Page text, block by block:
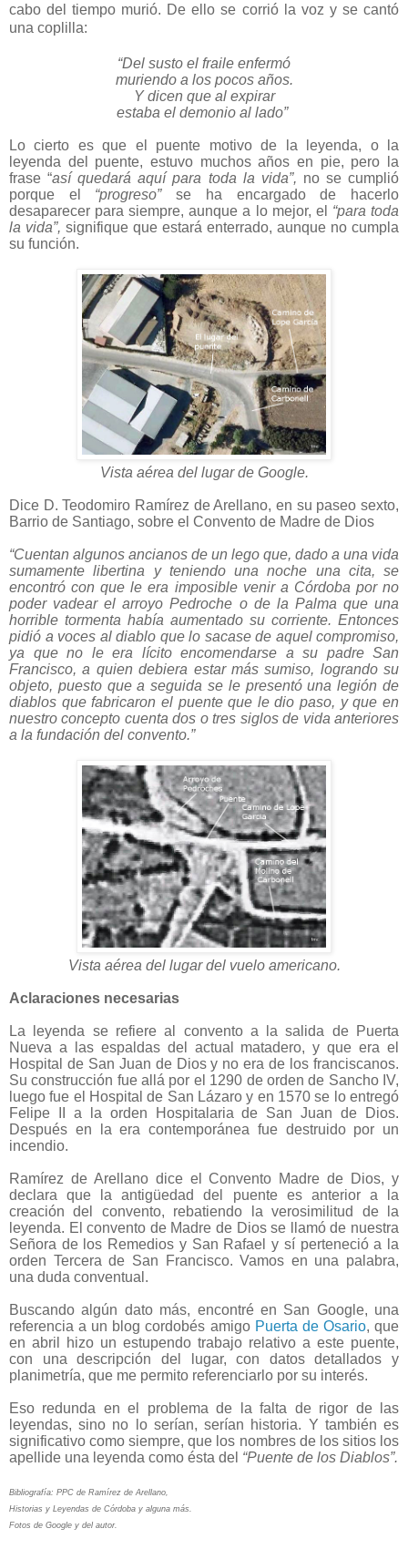
cabo del tiempo murió. De ello se corrió la voz y se cantó
una coplilla:
“Del susto el fraile enfermó
muriendo a los pocos años.
Y dicen que al expirar
estaba el demonio al lado”
Lo cierto es que el puente motivo de la leyenda, o la
leyenda del puente, estuvo muchos años en pie, pero la
frase “así quedará aquí para toda la vida”, no se cumplió
porque el “progreso”se ha encargado de hacerlo
desaparecer para siempre, aunque a lo mejor, el “para toda
la vida”, signifique que estará enterrado, aunque no cumpla
su función.
Vista aérea del lugar de Google.
Dice D. Teodomiro Ramírez de Arellano, en su paseo sexto,
Barrio de Santiago, sobre el Convento de Madre de Dios
“Cuentan algunos ancianos de un lego que, dado a una vida
sumamente libertina y teniendo una noche una cita, se
encontró con que le era imposible venir a Córdoba por no
poder vadear el arroyo Pedroche o de la Palma que una
horrible tormenta había aumentado su corriente. Entonces
pidió a voces al diablo que lo sacase de aquel compromiso,
ya que no le era lícito encomendarse a su padre San
Francisco, a quien debiera estar más sumiso, logrando su
objeto, puesto que a seguida se le presentó una legión de
diablos que fabricaron el puente que le dio paso, y que en
nuestro concepto cuenta dos o tres siglos de vida anteriores
a la fundación del convento.”
Vista aérea del lugar del vuelo americano.
Aclaraciones necesarias
La leyenda se refiere al convento a la salida de Puerta
Nueva a las espaldas del actual matadero, y que era el
Hospital de San Juan de Dios y no era de los franciscanos.
Su construcción fue allá por el 1290 de orden de Sancho IV,
luego fue el Hospital de San Lázaro y en 1570 se lo entregó
Felipe II a la orden Hospitalaria de San Juan de Dios.
Después en la era contemporánea fue destruido por un
incendio.
Ramírez de Arellano dice el Convento Madre de Dios, y
declara que la antigüedad del puente es anterior a la
creación del convento, rebatiendo la verosimilitud de la
leyenda. El convento de Madre de Dios se llamó de nuestra
Señora de los Remedios y San Rafael y sí perteneció a la
orden Tercera de San Francisco. Vamos en una palabra,
una duda conventual.
Buscando algún dato más, encontré en San Google, una
referencia a un blog cordobés amigo Puerta de Osario, que
en abril hizo un estupendo trabajo relativo a este puente,
con una descripción del lugar, con datos detallados y
planimetría, que me permito referenciarlo por su interés.
Eso redunda en el problema de la falta de rigor de las
leyendas, sino no lo serían, serían historia. Y también es
significativo como siempre, que los nombres de los sitios los
apellide una leyenda como ésta del “Puente de los Diablos”.
Bibliografía: PPC de Ramírez de Arellano,
Historias y Leyendas de Córdoba y alguna más.
Fotos de Google y del autor.